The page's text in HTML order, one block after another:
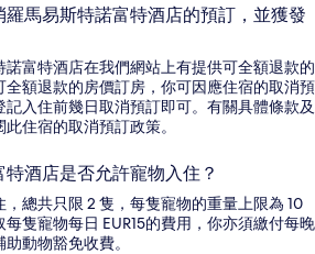
羅馬易斯特諾富特酒店的預訂，並獲發
諾富特酒店在我們網站上有提供可全額退款的
全額退款的房價訂房，你可因應住宿的取消預
記入住前幾日取消預訂即可。有關具體條款及
住宿的取消預訂政策。
酒店是否允許寵物入住？
總共只限 2 隻，每隻寵物的重量上限為 10
隻寵物每日 EUR15的費用，你亦須繳付每晚
助動物豁免收費。